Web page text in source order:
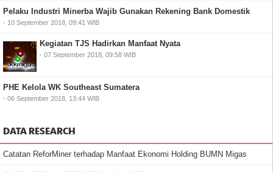
Pelaku Industri Minerba Wajib Gunakan Rekening Bank Domestik
- 10 September 2018, 09:41 WIB
Kegiatan TJS Hadirkan Manfaat Nyata
- 07 September 2018, 09:58 WIB
PHE Kelola WK Southeast Sumatera
- 06 September 2018, 13:44 WIB
DATA RESEARCH
Catatan ReforMiner terhadap Manfaat Ekonomi Holding BUMN Migas